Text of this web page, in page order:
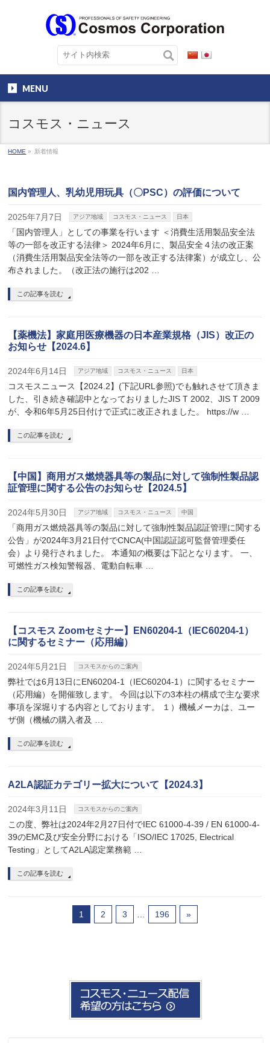
MENU
コスモス・ニュース
HOME » 新着情報
国内管理人、乳幼児用玩具（〇PSC）の評価について
2025年7月7日 アジア地域 コスモス・ニュース 日本
「国内管理人」としての事業を行います ＜消費生活用製品安全法
等の一部を改正する法律＞ 2024年6月に、製品安全４法の改正案
（消費生活用製品安全法等の一部を改正する法律案）が成立し、公
布されました。（改正法の施行は202 …
この記事を読む
【薬機法】家庭用医療機器の日本産業規格（JIS）改正の
お知らせ【2024.6】
2024年6月14日 アジア地域 コスモス・ニュース 日本
コスモスニュース【2024.2】(下記URL参照)でも触れさせて頂きま
した、引き続き確認中となっておりましたJIS T 2002、JIS T 2009
が、令和6年5月25日付けで正式に改正されました。 https://w …
この記事を読む
【中国】商用ガス燃焼器具等の製品に対して強制性製品認
証管理に関する公告のお知らせ【2024.5】
2024年5月30日 アジア地域 コスモス・ニュース 中国
「商用ガス燃焼器具等の製品に対して強制性製品認証管理に関する
公告」が2024年3月21日付でCNCA(中国認証認可監督管理委任
会）より発行されました。 本通知の概要は下記となります。 一、
可燃性ガス検知警報器、電動自転車 …
この記事を読む
【コスモス Zoomセミナー】EN60204-1（IEC60204-1）
に関するセミナー（応用編）
2024年5月21日 コスモスからのご案内
弊社では6月13日にEN60204-1（IEC60204-1）に関するセミナー
（応用編）を開催致します。 今回は以下の3本柱の構成で主な要求
事項を深堀りする内容としております。 １）機械メーカは、ユー
ザ側（機械の購入者及 …
この記事を読む
A2LA認証カテゴリー拡大について【2024.3】
2024年3月11日 コスモスからのご案内
この度、弊社は2024年2月27日付でIEC 61000-4-39 / EN 61000-4-
39のEMC及び安全分野における「ISO/IEC 17025, Electrical
Testing」としてA2LA認定業務範 …
この記事を読む
1 2 3 196 »